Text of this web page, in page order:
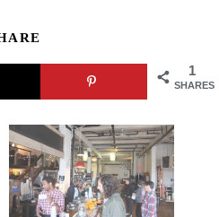
1
SHARES